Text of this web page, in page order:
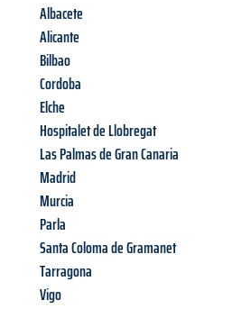
Albacete
Alicante
Bilbao
Cordoba
Elche
Hospitalet de Llobregat
Las Palmas de Gran Canaria
Madrid
Murcia
Parla
Santa Coloma de Gramanet
Tarragona
Vigo